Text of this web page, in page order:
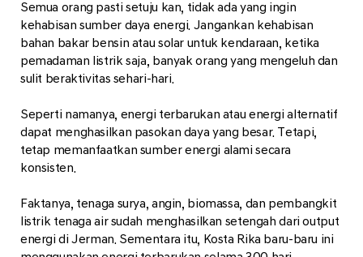
Semua orang pasti setuju kan, tidak ada yang ingin
kehabisan sumber daya energi. Jangankan kehabisan
bahan bakar bensin atau solar untuk kendaraan, ketika
pemadaman listrik saja, banyak orang yang mengeluh dan
sulit beraktivitas sehari-hari.
Seperti namanya, energi terbarukan atau energi alternatif
dapat menghasilkan pasokan daya yang besar. Tetapi,
tetap memanfaatkan sumber energi alami secara
konsisten.
Faktanya, tenaga surya, angin, biomassa, dan pembangkit
listrik tenaga air sudah menghasilkan setengah dari output
energi di Jerman. Sementara itu, Kosta Rika baru-baru ini